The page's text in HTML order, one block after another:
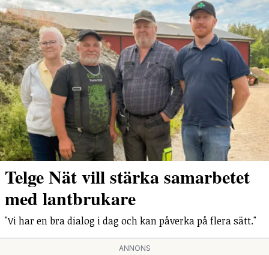
Telge Nät vill stärka samarbetet
med lantbrukare
"Vi har en bra dialog i dag och kan påverka på flera sätt."
ANNONS